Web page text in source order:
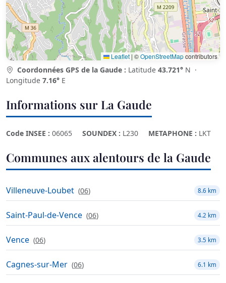
Leaflet | ©OpenStreetMapcontributors
Coordonnées GPS de la Gaude : Latitude 43.721° N ·
Longitude 7.16° E
Informations sur La Gaude
Code INSEE : 06065 SOUNDEX : L230 METAPHONE : LKT
Communes aux alentours de la Gaude
Villeneuve-Loubet (06) 8.6 km
Saint-Paul-de-Vence (06) 4.2 km
Vence (06) 3.5 km
Cagnes-sur-Mer (06) 6.1 km